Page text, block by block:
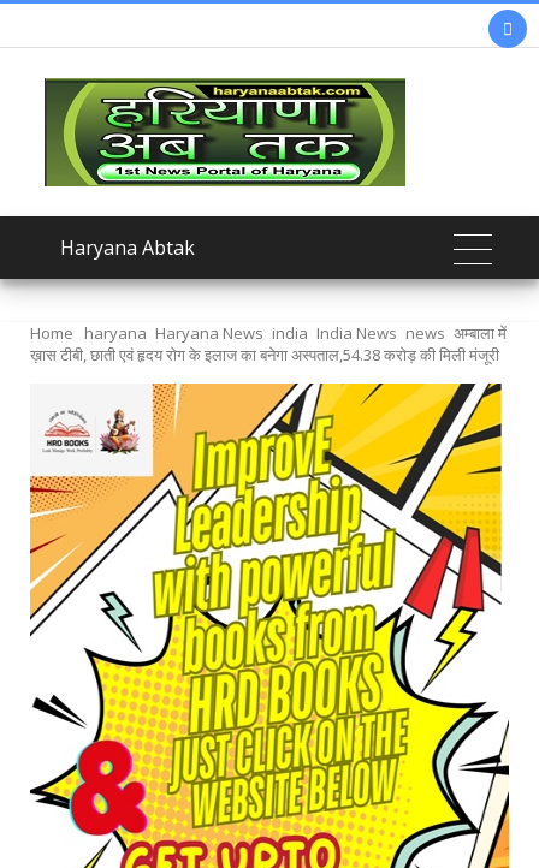

Haryana Abtak
Home haryana Haryana News india India News news अम्बाला में
ख़ास टीबी, छाती एवं हृदय रोग के इलाज का बनेगा अस्पताल,54.38 करोड़ की मिली मंजूरी